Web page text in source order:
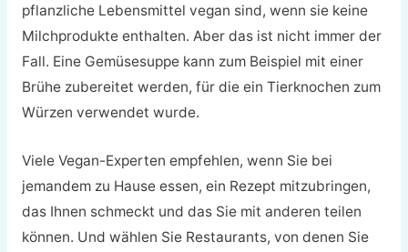
pflanzliche Lebensmittel vegan sind, wenn sie keine
Milchprodukte enthalten. Aber das ist nicht immer der
Fall. Eine Gemüsesuppe kann zum Beispiel mit einer
Brühe zubereitet werden, für die ein Tierknochen zum
Würzen verwendet wurde.
Viele Vegan-Experten empfehlen, wenn Sie bei
jemandem zu Hause essen, ein Rezept mitzubringen,
das Ihnen schmeckt und das Sie mit anderen teilen
können. Und wählen Sie Restaurants, von denen Sie